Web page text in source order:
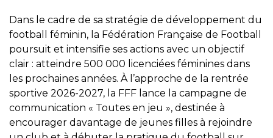
Dans le cadre de sa stratégie de développement du
football féminin, la Fédération Française de Football
poursuit et intensifie ses actions avec un objectif
clair : atteindre 500 000 licenciées féminines dans
les prochaines années. À l’approche de la rentrée
sportive 2026-2027, la FFF lance la campagne de
communication « Toutes en jeu », destinée à
encourager davantage de jeunes filles à rejoindre